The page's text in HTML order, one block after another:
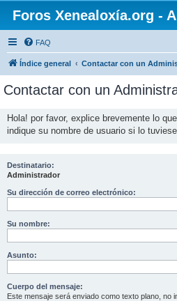
Foros Xenealoxía.org -
FAQ
Índice general Contactar con un
Contactar con un
Hola! por favor, explice brevemente lo
indique su nombre de usuario si lo
Destinatario:
Administrador
Su dirección de correo electrónico:
Su nombre:
Asunto:
Cuerpo del mensaje:
Este mensaje será enviado como texto plano, no